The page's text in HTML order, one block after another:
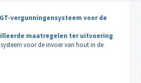
vergunningensysteem voor de
maatregelen ter uitvoering
voor de invoer van hout in de